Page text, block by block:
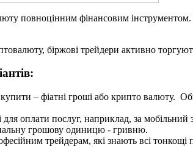
повноцінним фінансовим інструментом.
біржові трейдери активно
– фіатні гроші або крипто валюту.
оплати послуг, наприклад, за
грошову одиницю - гривню.
трейдерам, які знають всі